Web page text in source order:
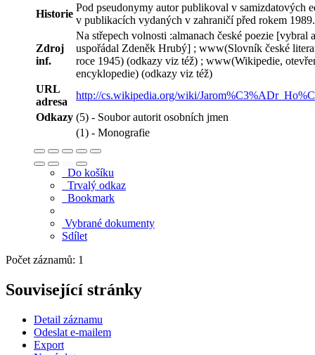
Historie
Pod pseudonymy autor publikoval v samizdatových
v publikacích vydaných v zahraničí před rokem 1989.
Zdroj
inf.
Na střepech volnosti :almanach české poezie [vybral a
uspořádal Zdeněk Hrubý] ; www(Slovník české
roce 1945) (odkazy viz též) ; www(Wikipedie,
encyklopedie) (odkazy viz též)
URL
adresa
http://cs.wikipedia.org/wiki/
Odkazy (5) - Soubor autorit osobních jmen
(1) - Monografie
Do košíku
Trvalý odkaz
Bookmark
Vybrané dokumenty
Sdílet
Počet záznamů: 1
Související stránky
Detail záznamu
Odeslat e-mailem
Export